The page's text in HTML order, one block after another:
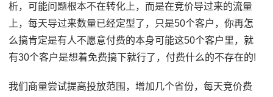
析，可能问题根本不在转化上，而是在竞价导过来的流量
上，每天导过来数量已经定型了，只是50个客户，你再怎
么搞肯定是有人不愿意付费的本身可能这50个客户里，就
有30个客户是想着免费搞下就行了，付费什么的不存在的!
我们商量尝试提高投放范围，增加几个省份，每天竞价费